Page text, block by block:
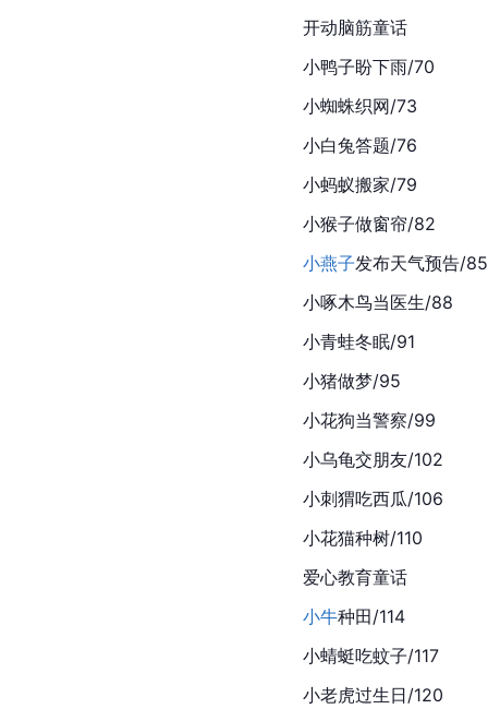
开动脑筋童话
小鸭子盼下雨/70
小蜘蛛织网/73
小白兔答题/76
小蚂蚁搬家/79
小猴子做窗帘/82
小燕子发布天气预告/85
小啄木鸟当医生/88
小青蛙冬眠/91
小猪做梦/95
小花狗当警察/99
小乌龟交朋友/102
小刺猬吃西瓜/106
小花猫种树/110
爱心教育童话
小牛种田/114
小蜻蜓吃蚊子/117
小老虎过生日/120